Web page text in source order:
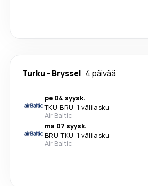
Turku - Bryssel 4 päivää
pe 04 syysk.
TKU-BRU· 1 välilasku
Air Baltic
ma 07 syysk.
BRU-TKU· 1 välilasku
Air Baltic